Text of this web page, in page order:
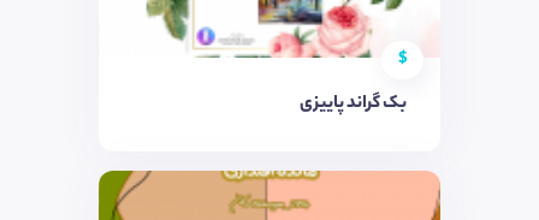
$
بک گراند پاییزی